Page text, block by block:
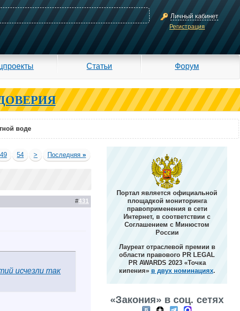
Личный кабинет
Регистрация
Статьи Форум
воде
49 54 > Последняя»
#431
исчезли так
Портал является официальной
площадкой мониторинга
правоприменения в сети
Интернет, в соответствии с
Соглашением с Минюстом
России
Лауреат отраслевой премии в
области правового PR LEGAL
PR AWARDS 2023 «Точка
кипения» в двух номинациях.
«Закония» в соц. сетях